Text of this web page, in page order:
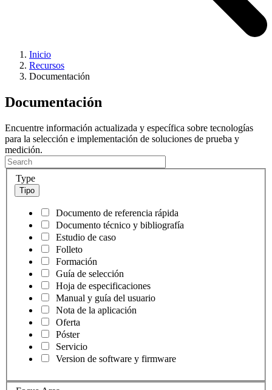
Inicio
Recursos
Documentación
Documentación
Encuentre información actualizada y específica sobre tecnologías
para la selección e implementación de soluciones de prueba y
medición.
Type
Tipo
Documento de referencia rápida
Documento técnico y bibliografía
Estudio de caso
Folleto
Formación
Guía de selección
Hoja de especificaciones
Manual y guía del usuario
Nota de la aplicación
Oferta
Póster
Servicio
Version de software y firmware